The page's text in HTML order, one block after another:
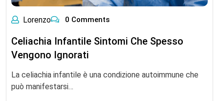
Lorenzo 0 Comments
Celiachia Infantile Sintomi Che Spesso
Vengono Ignorati
La celiachia infantile è una condizione autoimmune che
può manifestarsi…